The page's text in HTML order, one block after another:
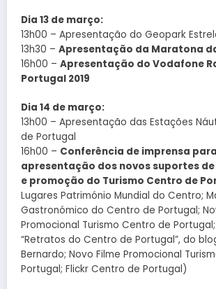
Dia 13 de março:
13h00 – Apresentação do Geopark
13h30 – Apresentação da Maratona
16h00 – Apresentação do Vodafone
Portugal 2019
Dia 14 de março:
13h00 – Apresentação das Estações
de Portugal
16h00 – Conferência de imprensa para
apresentação dos novos suportes
e promoção do Turismo Centro de
Lugares Património Mundial do Centro;
Gastronómico do Centro de Portugal;
Promocional Turismo Centro de
“Retratos do Centro de Portugal”, do
Bernardo; Novo Filme Promocional
Portugal; Flickr Centro de Portugal)